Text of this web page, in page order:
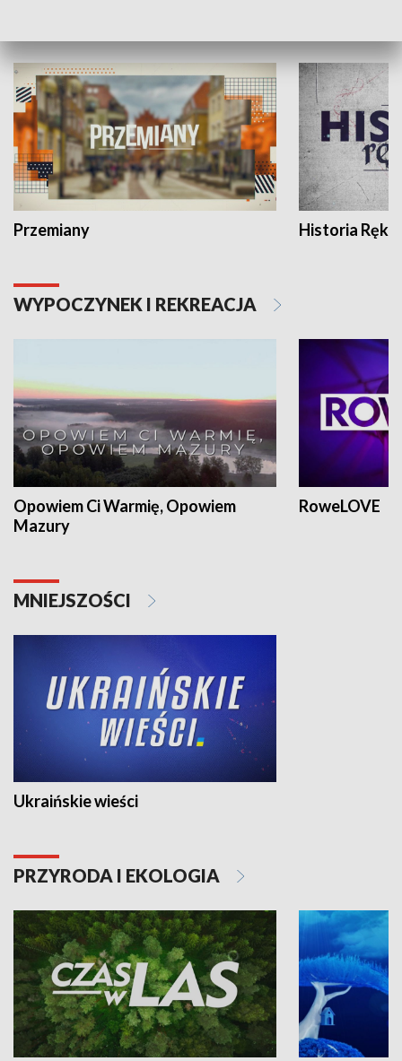
Przemiany Historia Ręką
WYPOCZYNEK I REKREACJA
Opowiem Ci Warmię, Opowiem
Mazury
RoweLOVE
MNIEJSZOŚCI
Ukraińskie wieści
PRZYRODA I EKOLOGIA